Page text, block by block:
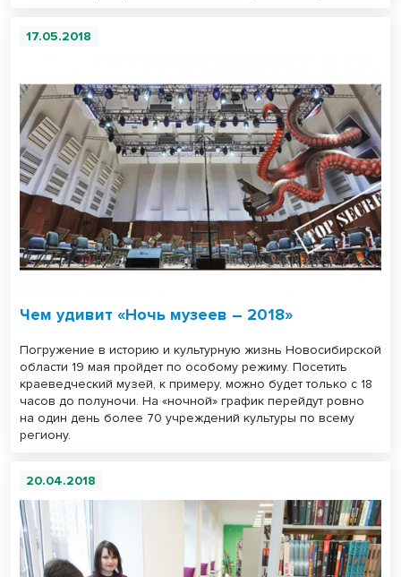
17.05.2018
Чем удивит «Ночь музеев – 2018»
Погружение в историю и культурную жизнь Новосибирской
области 19 мая пройдет по особому режиму. Посетить
краеведческий музей, к примеру, можно будет только с 18
часов до полуночи. На «ночной» график перейдут ровно
на один день более 70 учреждений культуры по всему
региону.
20.04.2018